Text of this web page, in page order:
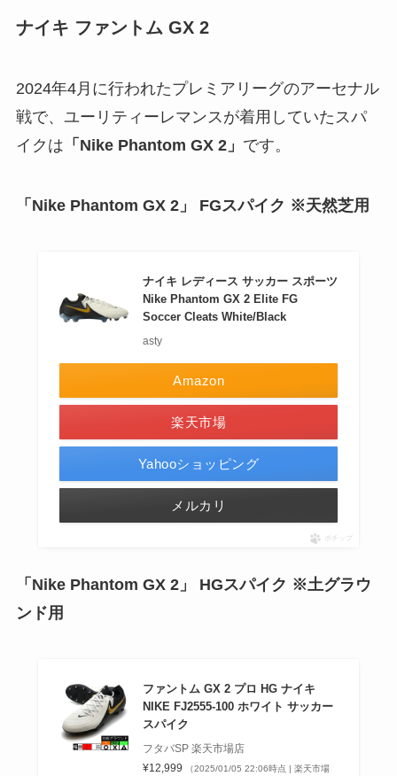
ナイキ ファントム GX 2
2024年4月に行われたプレミアリーグのアーセナル
戦で、ユーリティーレマンスが着用していたスパ
イクは 「Nike Phantom GX 2」 です。
「Nike Phantom GX 2」 FGスパイク ※天然芝用
ナイキ レディース サッカー スポーツ
Nike Phantom GX 2 Elite FG
Soccer Cleats White/Black
asty
Amazon
楽天市場
Yahooショッピング
メルカリ
ポチップ
「Nike Phantom GX 2」
HGスパイク ※土グラウ
ンド用
ファントム GX 2 プロ HG ナイキ
NIKE FJ2555-100 ホワイト サッカー
スパイク
フタバSP 楽天市場店
¥12,999
（2025/01/05 22:06時点 | 楽天市場